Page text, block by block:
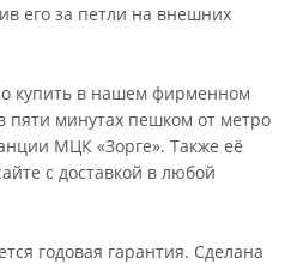
его за петли на внешних
купить в нашем фирменном
пяти минутах пешком от метро
МЦК «Зорге». Также её
с доставкой в любой
годовая гарантия. Сделана